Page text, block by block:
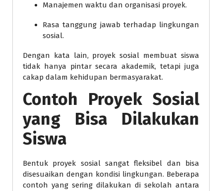
Manajemen waktu dan organisasi proyek.
Rasa tanggung jawab terhadap lingkungan
sosial.
Dengan kata lain, proyek sosial membuat siswa
tidak hanya pintar secara akademik, tetapi juga
cakap dalam kehidupan bermasyarakat.
Contoh Proyek Sosial
yang Bisa Dilakukan
Siswa
Bentuk proyek sosial sangat fleksibel dan bisa
disesuaikan dengan kondisi lingkungan. Beberapa
contoh yang sering dilakukan di sekolah antara